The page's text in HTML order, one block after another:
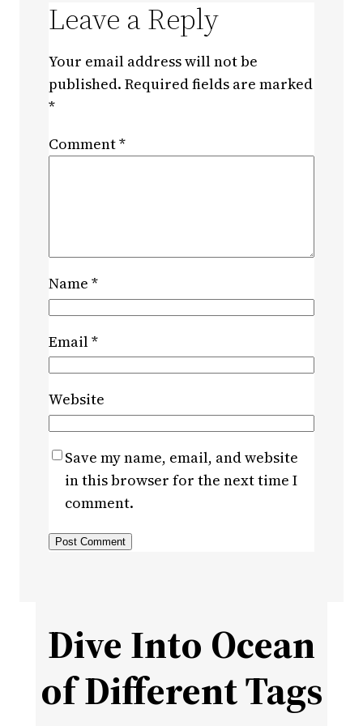
Leave a Reply
Your email address will not be
published. Required fields are marked
*
Comment*
Name *
Email*
Website
Save my name, email, and website
in this browser for the next time I
comment.
Dive Into Ocean
of Different Tags